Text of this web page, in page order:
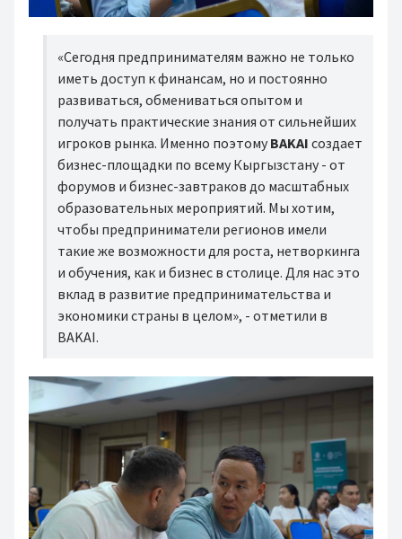
«Сегодня предпринимателям важно не только
иметь доступ к финансам, но и постоянно
развиваться, обмениваться опытом и
получать практические знания от сильнейших
игроков рынка. Именно поэтому BAKAI создает
бизнес-площадки по всему Кыргызстану - от
форумов и бизнес-завтраков до масштабных
образовательных мероприятий. Мы хотим,
чтобы предприниматели регионов имели
такие же возможности для роста, нетворкинга
и обучения, как и бизнес в столице. Для нас это
вклад в развитие предпринимательства и
экономики страны в целом», - отметили в
BAKAI.